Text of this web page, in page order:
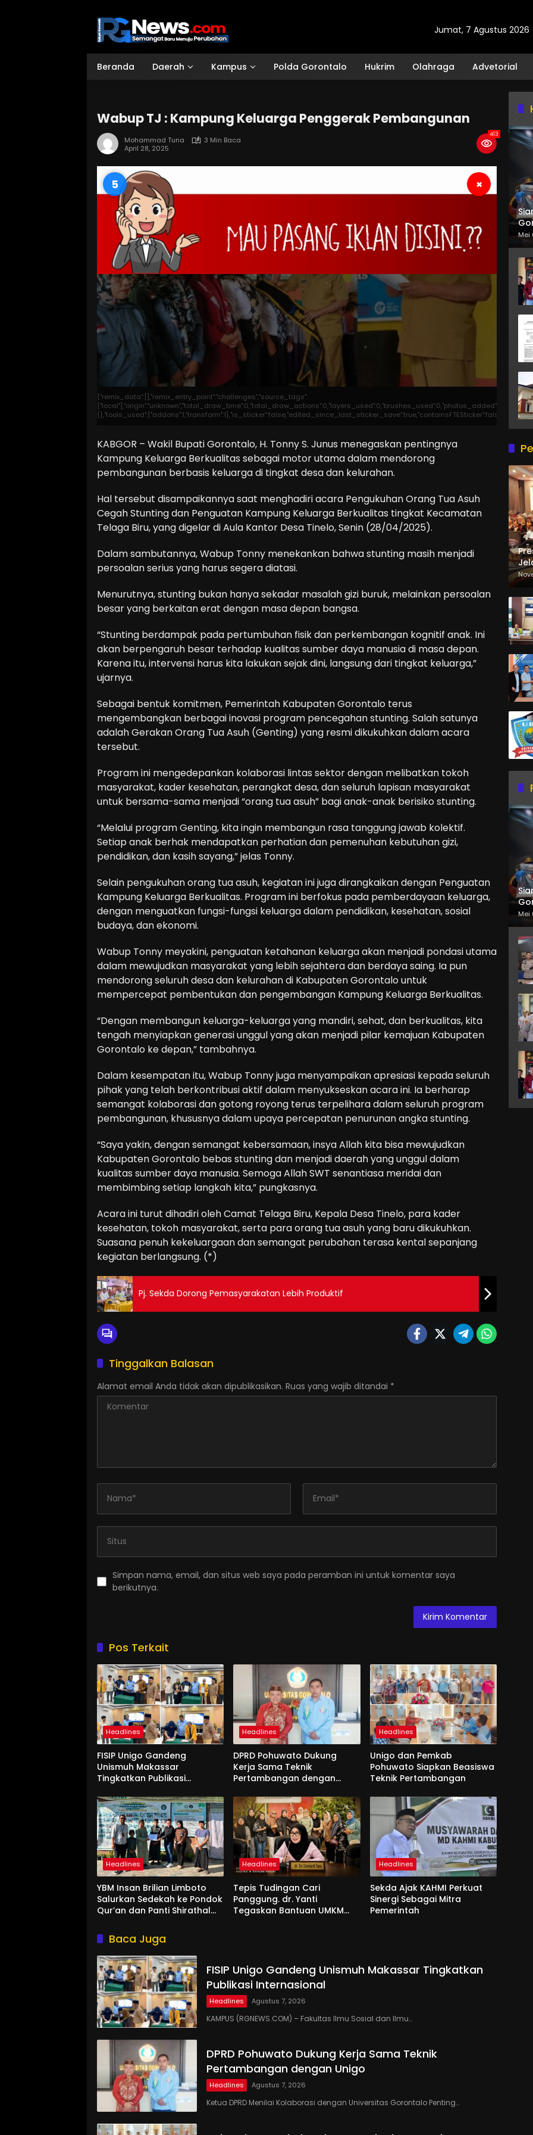
Jumat, 7 Agustus 2026
Beranda Daerah Kampus Polda Gorontalo Hukrim Olahraga Advetorial
Wabup TJ : Kampung Keluarga Penggerak Pembangunan
Mohammad Tuna
3 Min Baca
April 28, 2025
413
3 ×
{"remix_data":[],"remix_entry_point":"challenges","source_tags":
{},"tools_used":{"addons":1,"transform":1},"is_sticker":false,"edited_since_last_sticker_save":true,"containsFTESticker":false}
KABGOR – Wakil Bupati Gorontalo, H. Tonny S. Junus menegaskan pentingnya
Kampung Keluarga Berkualitas sebagai motor utama dalam mendorong
pembangunan berbasis keluarga di tingkat desa dan kelurahan.
Hal tersebut disampaikannya saat menghadiri acara Pengukuhan Orang Tua Asuh
Cegah Stunting dan Penguatan Kampung Keluarga Berkualitas tingkat Kecamatan
Telaga Biru, yang digelar di Aula Kantor Desa Tinelo, Senin (28/04/2025).
Dalam sambutannya, Wabup Tonny menekankan bahwa stunting masih menjadi
persoalan serius yang harus segera diatasi.
Menurutnya, stunting bukan hanya sekadar masalah gizi buruk, melainkan persoalan
besar yang berkaitan erat dengan masa depan bangsa.
“Stunting berdampak pada pertumbuhan fisik dan perkembangan kognitif anak. Ini
akan berpengaruh besar terhadap kualitas sumber daya manusia di masa depan.
Karena itu, intervensi harus kita lakukan sejak dini, langsung dari tingkat keluarga,”
ujarnya.
Sebagai bentuk komitmen, Pemerintah Kabupaten Gorontalo terus
mengembangkan berbagai inovasi program pencegahan stunting. Salah satunya
adalah Gerakan Orang Tua Asuh (Genting) yang resmi dikukuhkan dalam acara
tersebut.
Program ini mengedepankan kolaborasi lintas sektor dengan melibatkan tokoh
masyarakat, kader kesehatan, perangkat desa, dan seluruh lapisan masyarakat
untuk bersama-sama menjadi “orang tua asuh” bagi anak-anak berisiko stunting.
“Melalui program Genting, kita ingin membangun rasa tanggung jawab kolektif.
Setiap anak berhak mendapatkan perhatian dan pemenuhan kebutuhan gizi,
pendidikan, dan kasih sayang,” jelas Tonny.
Selain pengukuhan orang tua asuh, kegiatan ini juga dirangkaikan dengan Penguatan
Kampung Keluarga Berkualitas. Program ini berfokus pada pemberdayaan keluarga,
dengan menguatkan fungsi-fungsi keluarga dalam pendidikan, kesehatan, sosial
budaya, dan ekonomi.
Wabup Tonny meyakini, penguatan ketahanan keluarga akan menjadi pondasi utama
dalam mewujudkan masyarakat yang lebih sejahtera dan berdaya saing. Ia pun
mendorong seluruh desa dan kelurahan di Kabupaten Gorontalo untuk
mempercepat pembentukan dan pengembangan Kampung Keluarga Berkualitas.
“Dengan membangun keluarga-keluarga yang mandiri, sehat, dan berkualitas, kita
tengah menyiapkan generasi unggul yang akan menjadi pilar kemajuan Kabupaten
Gorontalo ke depan,” tambahnya.
Dalam kesempatan itu, Wabup Tonny juga menyampaikan apresiasi kepada seluruh
pihak yang telah berkontribusi aktif dalam menyukseskan acara ini. Ia berharap
semangat kolaborasi dan gotong royong terus terpelihara dalam seluruh program
pembangunan, khususnya dalam upaya percepatan penurunan angka stunting.
“Saya yakin, dengan semangat kebersamaan, insya Allah kita bisa mewujudkan
Kabupaten Gorontalo bebas stunting dan menjadi daerah yang unggul dalam
kualitas sumber daya manusia. Semoga Allah SWT senantiasa meridai dan
membimbing setiap langkah kita,” pungkasnya.
Acara ini turut dihadiri oleh Camat Telaga Biru, Kepala Desa Tinelo, para kader
kesehatan, tokoh masyarakat, serta para orang tua asuh yang baru dikukuhkan.
Suasana penuh kekeluargaan dan semangat perubahan terasa kental sepanjang
kegiatan berlangsung. (*)
Pj. Sekda Dorong Pemasyarakatan Lebih Produktif
Tinggalkan Balasan
Alamat email Anda tidak akan dipublikasikan. Ruas yang wajib ditandai *
Simpan nama, email, dan situs web saya pada peramban ini untuk komentar saya
berikutnya.
Pos Terkait
Headlines
FISIP Unigo Gandeng
Unismuh Makassar
Tingkatkan Publikasi
Headlines
DPRD Pohuwato Dukung
Kerja Sama Teknik
Pertambangan dengan
Headlines
Unigo dan Pemkab
Pohuwato Siapkan Beasiswa
Teknik Pertambangan
Headlines
YBM Insan Brilian Limboto
Salurkan Sedekah ke Pondok
Qur’an dan Panti Shirathal
Headlines
Tepis Tudingan Cari
Panggung. dr. Yanti
Tegaskan Bantuan UMKM
Headlines
Sekda Ajak KAHMI Perkuat
Sinergi Sebagai Mitra
Pemerintah
Baca Juga
FISIP Unigo Gandeng Unismuh Makassar Tingkatkan
Publikasi Internasional
Headlines Agustus 7, 2026
KAMPUS (RGNEWS.COM) – Fakultas Ilmu Sosial dan Ilmu…
DPRD Pohuwato Dukung Kerja Sama Teknik
Pertambangan dengan Unigo
Headlines Agustus 7, 2026
Ketua DPRD Menilai Kolaborasi dengan Universitas Gorontalo Penting…
Mei
Mei